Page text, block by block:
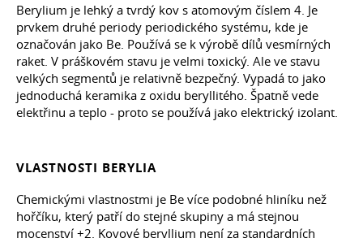
Berylium je lehký a tvrdý kov s atomovým číslem 4. Je
prvkem druhé periody periodického systému, kde je
označován jako Be. Používá se k výrobě dílů vesmírných
raket. V práškovém stavu je velmi toxický. Ale ve stavu
velkých segmentů je relativně bezpečný. Vypadá to jako
jednoduchá keramika z oxidu beryllitého. Špatně vede
elektřinu a teplo - proto se používá jako elektrický izolant.
VLASTNOSTI BERYLIA
Chemickými vlastnostmi je Be více podobné hliníku než
hořčíku, který patří do stejné skupiny a má stejnou
mocenství +2. Kovové beryllium není za standardních